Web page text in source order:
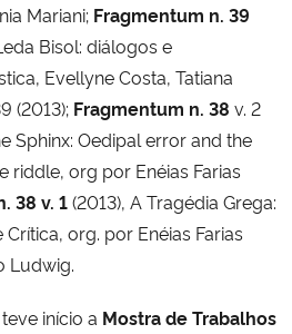
Mariani; Fragmentum n. 39
Bisol: diálogos e
Evellyne Costa, Tatiana
(2013); Fragmentum n. 38 v. 2
Sphinx: Oedipal error and the
riddle, org por Enéias Farias
38 v. 1(2013), A Tragédia Grega:
org. por Enéias Farias
Ludwig.
início a Mostra de Trabalhos